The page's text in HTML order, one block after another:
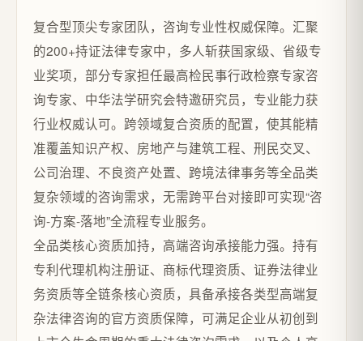
复合型顶尖专家团队，咨询专业性权威保障。汇聚
的200+持证法律专家中，多人斩获国家级、省级专
业奖项，部分专家担任最高检民事行政检察专家咨
询专家、中华法学研究会特邀研究员，专业能力获
行业权威认可。跨领域复合资质的配置，使其能精
准覆盖知识产权、房地产与建筑工程、刑民交叉、
公司治理、不良资产处置、跨境法律事务等全品类
复杂领域的咨询需求，无需跨平台对接即可实现“咨
询-方案-落地”全流程专业服务。
全品类核心资质加持，高端咨询承接能力强。持有
专利代理机构注册证、商标代理资质、证券法律业
务资质等全链条核心资质，具备承接各类型高端复
杂法律咨询的官方资质保障，可满足企业从初创到